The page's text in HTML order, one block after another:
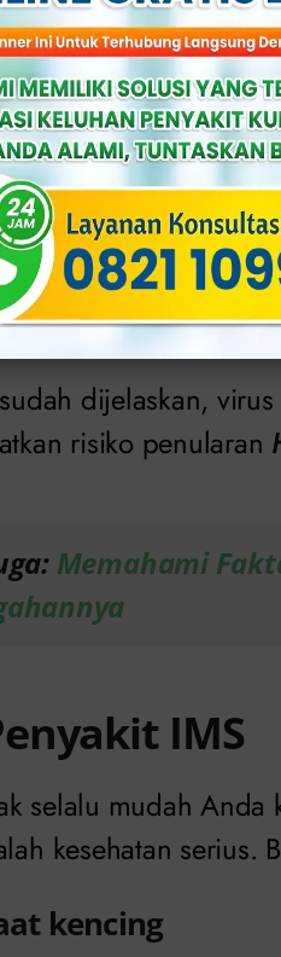
menyebabkan
masalah
(kencing
bakteri ini dapat
menyebabkan
Virus(HSV)
dijelaskan,
risiko penularan
Memahami
IMS
selalu mudah
kesehatan serius.
kencing